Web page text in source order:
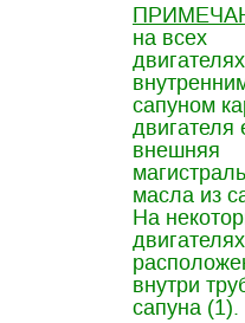
на всех
сапуном
двигателя
внешняя
масла из
На
внутри
сапуна (1).